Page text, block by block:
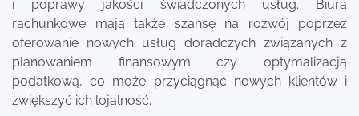
i poprawy jakości świadczonych usług. Biura
rachunkowe mają także szansę na rozwój poprzez
oferowanie nowych usług doradczych związanych z
planowaniem finansowym czy optymalizacją
podatkową, co może przyciągnąć nowych klientów i
zwiększyć ich lojalność.